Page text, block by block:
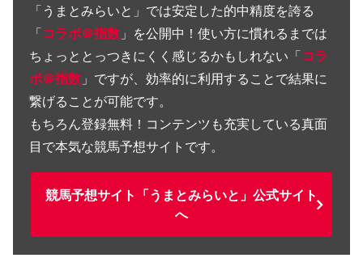
「うまとみらいと 」では安定した的中精度を誇る
「コラボ＠指数 」を公開中！使い方に慣れるまでは
ちょっととっつきにくく感じるかもしれない「コラ
ボ＠指数 」ですが、効率的に利用することで結果に
繋げることが可能です。
もちろん登録無料！コンテンツも充実している真面
目で本気な競馬予想サイトです。
競馬予想サイト「うまとみらいと」公式サイト
へ